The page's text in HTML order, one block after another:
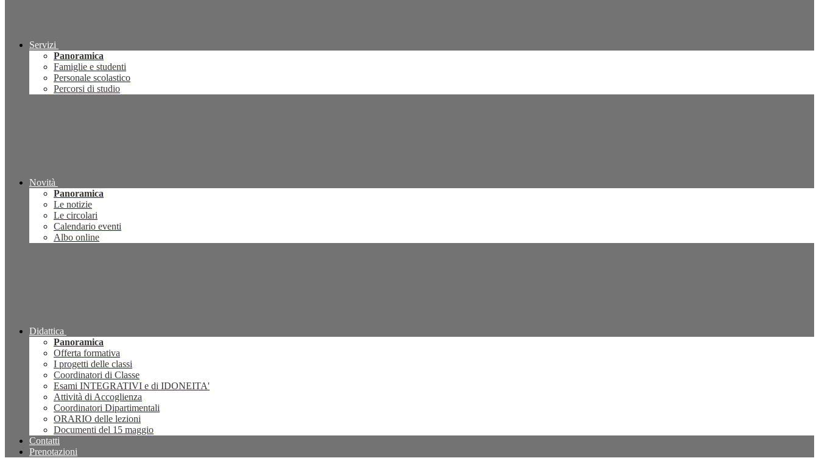
Servizi
Panoramica
Famiglie e studenti
Personale scolastico
Percorsi di studio
Novità
Panoramica
Le notizie
Le circolari
Calendario eventi
Albo online
Didattica
Panoramica
Offerta formativa
I progetti delle classi
Coordinatori di Classe
Esami INTEGRATIVI e di IDONEITA'
Attività di Accoglienza
Coordinatori Dipartimentali
ORARIO delle lezioni
Documenti del 15 maggio
Contatti
Prenotazioni